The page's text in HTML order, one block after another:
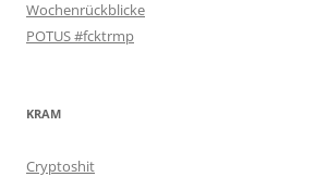
Wochenrückblicke
POTUS #fcktrmp
KRAM
Cryptoshit